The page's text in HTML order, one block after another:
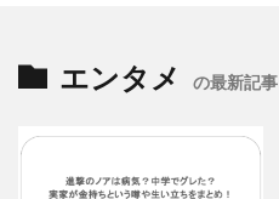
エンタメ の最新記事